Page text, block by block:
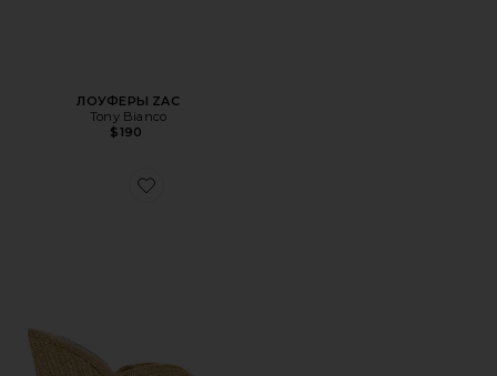
ЛОУФЕРЫ ZAC
Tony Bianco
$190
Favorite САНДАЛИИ LAELIA